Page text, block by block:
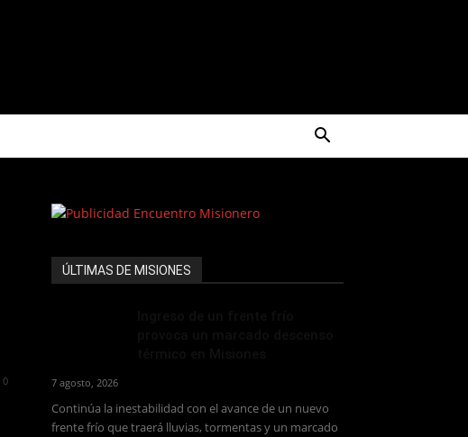
0
ÚLTIMAS DE MISIONES
7 agosto, 2026
Continúa la inestabilidad con el avance de un nuevo
frente frío que traerá lluvias, tormentas y un marcado